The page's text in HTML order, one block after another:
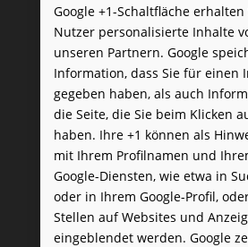
Google +1-Schaltfläche
Nutzer personalisierte Inhalte
unseren Partnern. Google
Information, dass Sie für einen
gegeben haben, als auch
die Seite, die Sie beim Klicken
haben. Ihre +1 können als
mit Ihrem Profilnamen und
Google-Diensten, wie etwa in
oder in Ihrem Google-Profil,
Stellen auf Websites und
eingeblendet werden. Google